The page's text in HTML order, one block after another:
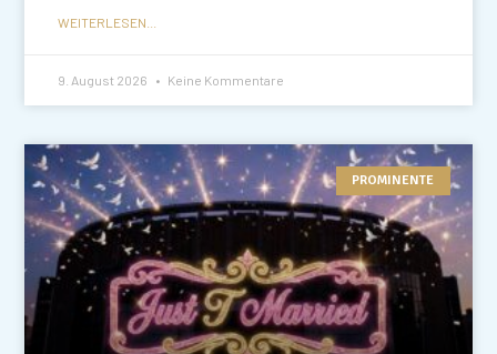
WEITERLESEN...
9. August 2026 Keine Kommentare
PROMINENTE